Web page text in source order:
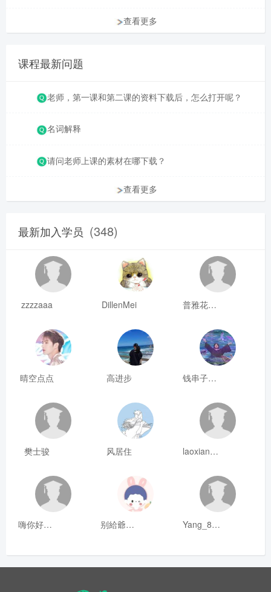
查看更多
课程最新问题
老师，第一课和第二课的资料下载后，怎么打开呢？
名词解释
请问老师上课的素材在哪下载？
查看更多
最新加入学员 (348)
zzzzaaa DillenMei 普雅花qya
晴空点点 高进步 钱串子123
樊士骏 风居住 laoxianrou
嗨你好8mm 别給爺装纯 Yang_811